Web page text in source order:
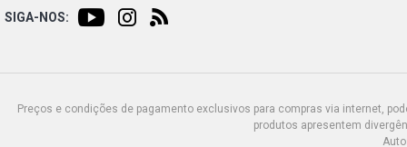
SIGA-NOS:
Preços e condições de pagamento exclusivos para compras via internet,
produtos apresentem